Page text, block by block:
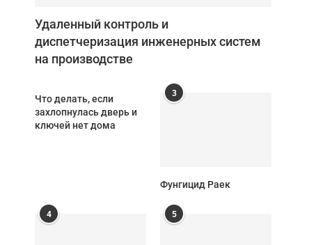
Удаленный контроль и
диспетчеризация инженерных систем
на производстве
Что делать, если
захлопнулась дверь и
ключей нет дома
3
Фунгицид Раек
4 5